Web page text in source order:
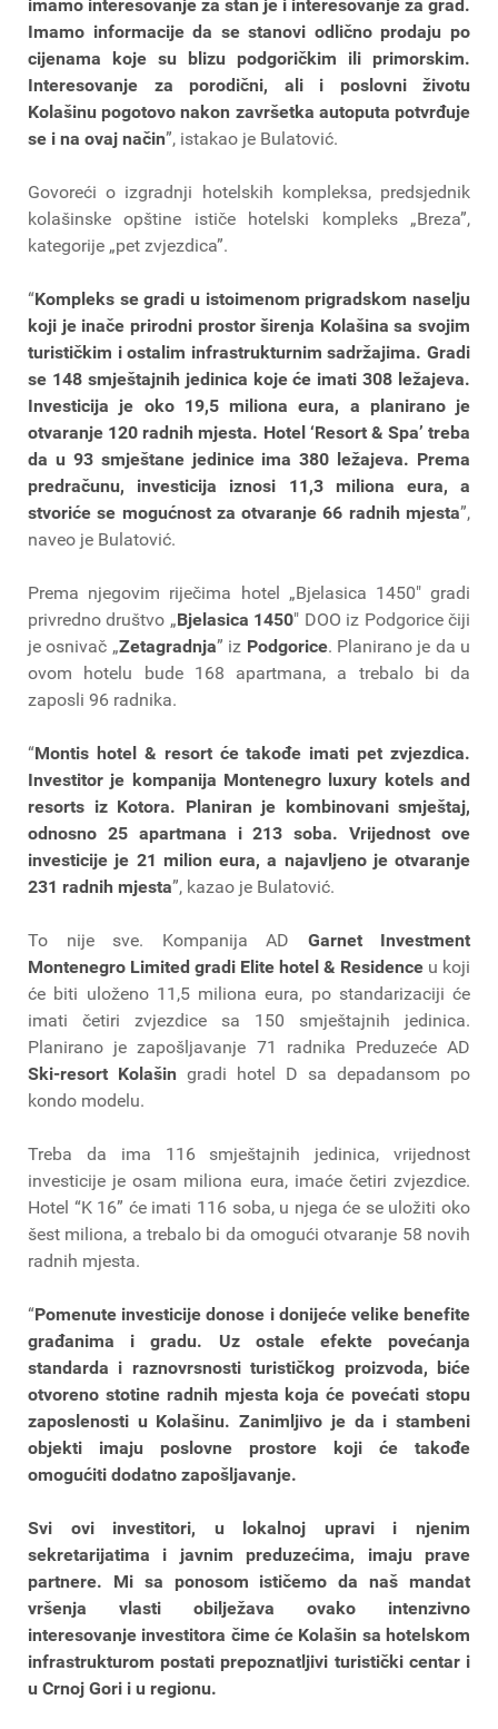
imamo interesovanje za stan je i interesovanje za grad.
Imamo informacije da se stanovi odlično prodaju po
cijenama koje su blizu podgoričkim ili primorskim.
Interesovanje za porodični, ali i poslovni životu
Kolašinu pogotovo nakon završetka autoputa potvrđuje
se i na ovaj način”, istakao je Bulatović.
Govoreći o izgradnji hotelskih kompleksa, predsjednik
kolašinske opštine ističe hotelski kompleks „Breza”,
kategorije „pet zvjezdica”.
“Kompleks se gradi u istoimenom prigradskom naselju
koji je inače prirodni prostor širenja Kolašina sa svojim
turističkim i ostalim infrastrukturnim sadržajima. Gradi
se 148 smještajnih jedinica koje će imati 308 ležajeva.
Investicija je oko 19,5 miliona eura, a planirano je
otvaranje 120 radnih mjesta. Hotel ‘Resort & Spa’ treba
da u 93 smještane jedinice ima 380 ležajeva. Prema
predračunu, investicija iznosi 11,3 miliona eura, a
stvoriće se mogućnost za otvaranje 66 radnih mjesta”,
naveo je Bulatović.
Prema njegovim riječima hotel „Bjelasica 1450″ gradi
privredno društvo „Bjelasica 1450″ DOO iz Podgorice čiji
je osnivač „Zetagradnja” iz Podgorice. Planirano je da u
ovom hotelu bude 168 apartmana, a trebalo bi da
zaposli 96 radnika.
“Montis hotel & resort će takođe imati pet zvjezdica.
Investitor je kompanija Montenegro luxury kotels and
resorts iz Kotora. Planiran je kombinovani smještaj,
odnosno 25 apartmana i 213 soba. Vrijednost ove
investicije je 21 milion eura, a najavljeno je otvaranje
231 radnih mjesta”, kazao je Bulatović.
To nije sve. Kompanija AD Garnet Investment
Montenegro Limited gradi Elite hotel & Residence u koji
će biti uloženo 11,5 miliona eura, po standarizaciji će
imati četiri zvjezdice sa 150 smještajnih jedinica.
Planirano je zapošljavanje 71 radnika Preduzeće AD
Ski-resort Kolašin gradi hotel D sa depadansom po
kondo modelu.
Treba da ima 116 smještajnih jedinica, vrijednost
investicije je osam miliona eura, imaće četiri zvjezdice.
Hotel “K 16” će imati 116 soba, u njega će se uložiti oko
šest miliona, a trebalo bi da omogući otvaranje 58 novih
radnih mjesta.
“Pomenute investicije donose i donijeće velike benefite
građanima i gradu. Uz ostale efekte povećanja
standarda i raznovrsnosti turističkog proizvoda, biće
otvoreno stotine radnih mjesta koja će povećati stopu
zaposlenosti u Kolašinu. Zanimljivo je da i stambeni
objekti imaju poslovne prostore koji će takođe
omogućiti dodatno zapošljavanje.
Svi ovi investitori, u lokalnoj upravi i njenim
sekretarijatima i javnim preduzećima, imaju prave
partnere. Mi sa ponosom ističemo da naš mandat
vršenja vlasti obilježava ovako intenzivno
interesovanje investitora čime će Kolašin sa hotelskom
infrastrukturom postati prepoznatljivi turistički centar i
u Crnoj Gori i u regionu.